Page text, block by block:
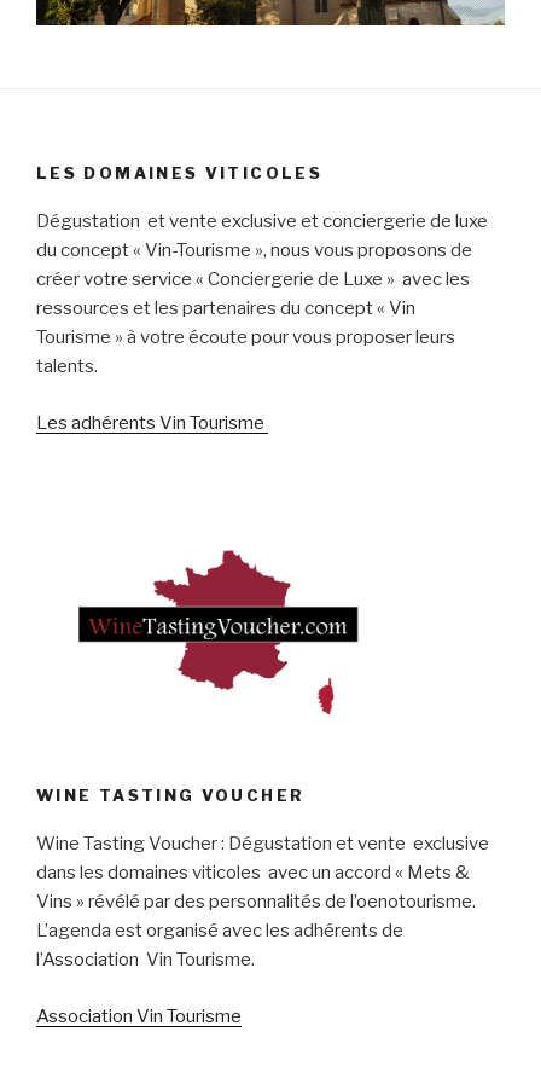
LES DOMAINES VITICOLES
Dégustation et vente exclusive et conciergerie de luxe
du concept « Vin-Tourisme », nous vous proposons de
créer votre service « Conciergerie de Luxe » avec les
ressources et les partenaires du concept « Vin
Tourisme » à votre écoute pour vous proposer leurs
talents.
Les adhérents Vin Tourisme
WINE TASTING VOUCHER
Wine Tasting Voucher : Dégustation et vente exclusive
dans les domaines viticoles avec un accord « Mets &
Vins » révélé par des personnalités de l’oenotourisme.
L’agenda est organisé avec les adhérents de
l’Association Vin Tourisme.
Association Vin Tourisme